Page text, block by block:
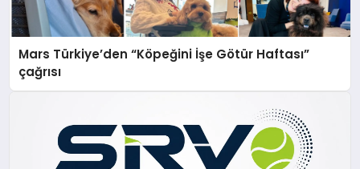
Mars Türkiye’den “Köpeğini İşe Götür Haftası”
çağrısı